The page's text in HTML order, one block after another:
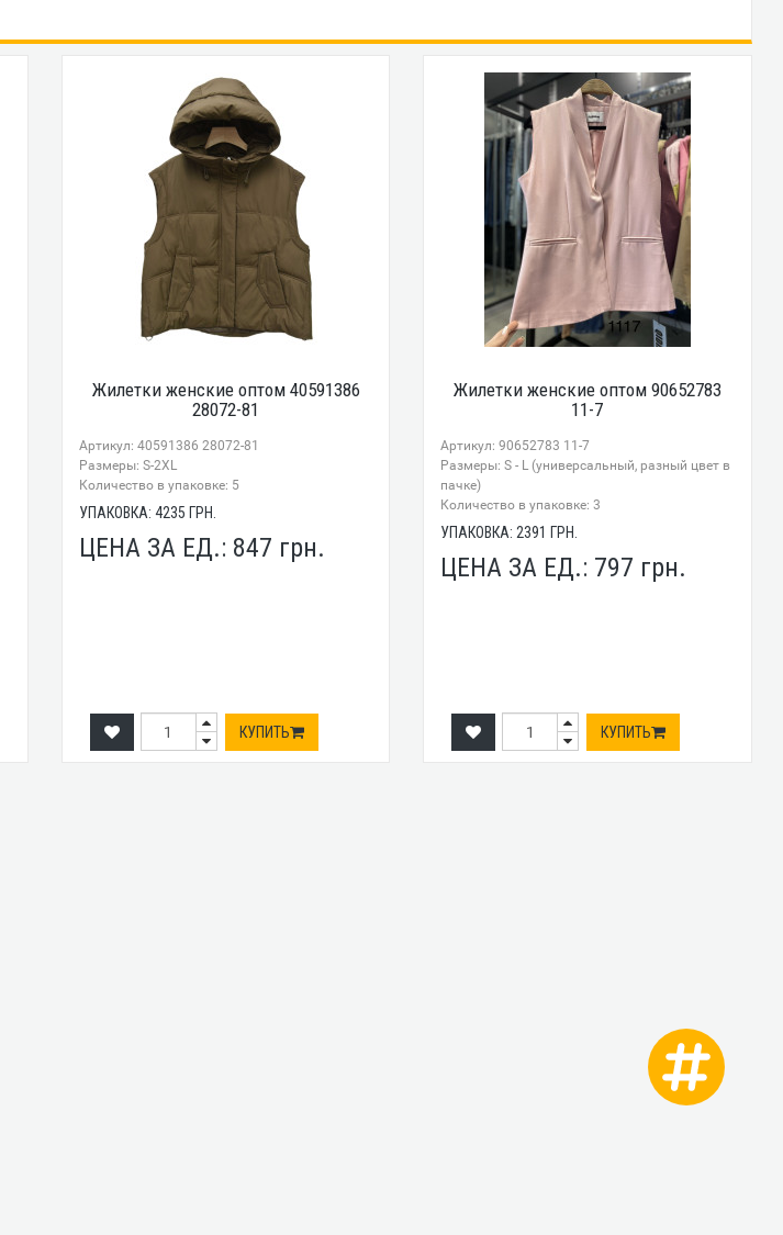
Жилетки женские оптом 40591386
28072-81
Артикул: 40591386 28072-81
Размеры: S-2XL
Количество в упаковке: 5
УПАКОВКА: 4235 ГРН.
ЦЕНА ЗА ЕД.: 847 грн.
КУПИТЬ
Жилетки женские оптом 90652783
11-7
Артикул: 90652783 11-7
Размеры: S - L (универсальный, разный цвет в
пачке)
Количество в упаковке: 3
УПАКОВКА: 2391 ГРН.
ЦЕНА ЗА ЕД.: 797 грн.
КУПИТЬ